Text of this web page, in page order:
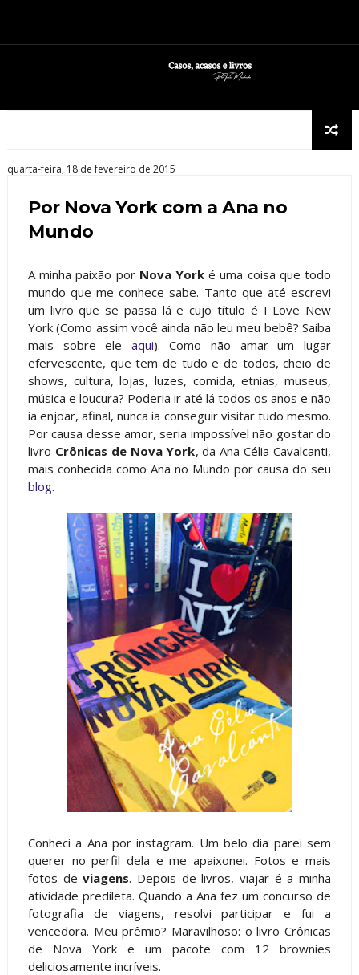
quarta-feira, 18 de fevereiro de 2015
Por Nova York com a Ana no
Mundo
A minha paixão porNova York é uma coisa que todo
mundo que me conhece sabe. Tanto que até escrevi
um livro que se passa lá e cujo título é I Love New
York (Como assim você ainda não leu meu bebê? Saiba
mais sobre ele aqui). Como não amar um lugar
efervescente, que tem de tudo e de todos, cheio de
shows, cultura, lojas, luzes, comida, etnias, museus,
música e loucura? Poderia ir até lá todos os anos e não
ia enjoar, afinal, nunca ia conseguir visitar tudo mesmo.
Por causa desse amor, seria impossível não gostar do
livro Crônicas de Nova York, da Ana Célia Cavalcanti,
mais conhecida como Ana no Mundo por causa do seu
blog.
Conheci a Ana por instagram. Um belo dia parei sem
querer no perfil dela e me apaixonei. Fotos e mais
fotos deviagens. Depois de livros, viajar é a minha
atividade predileta. Quando a Ana fez um concurso de
fotografia de viagens, resolvi participar e fui a
vencedora. Meu prêmio? Maravilhoso: o livro Crônicas
de Nova York e um pacote com 12 brownies
deliciosamente incríveis.